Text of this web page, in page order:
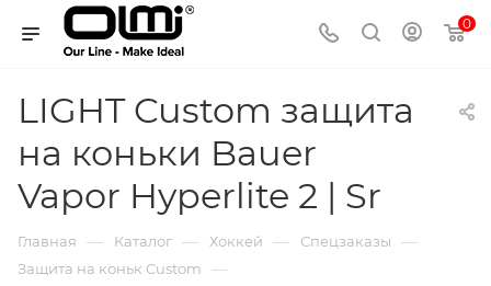
0
LIGHT Custom защита
на коньки Bauer
Vapor Hyperlite 2 | Sr
Главная — Каталог — Хоккей — Спецзаказы —
Защита на коньк Custom —